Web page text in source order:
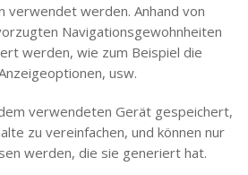
verwendet werden. Anhand von
Navigationsgewohnheiten
werden, wie zum Beispiel die
usw.
verwendeten Gerät gespeichert,
zu vereinfachen, und können nur
werden, die sie generiert hat.